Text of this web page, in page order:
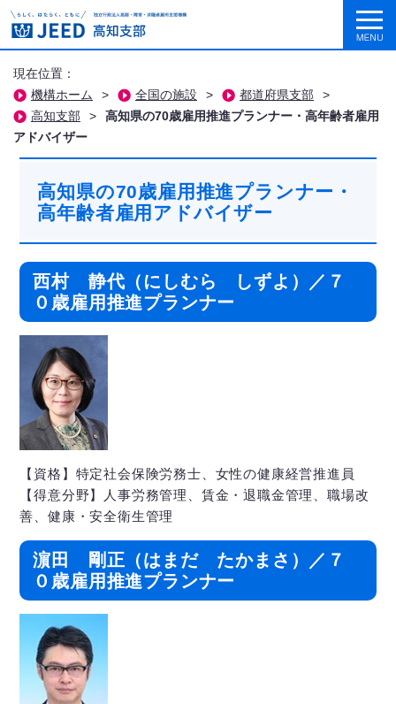
現在位置：
機構ホーム
> 全国の施設 > 都道府県支部
>
高知支部
>
高知県の70歳雇用推進プランナー・高年齢者雇用
アドバイザー
高知県の70歳雇用推進プランナー・
高年齢者雇用アドバイザー
西村 静代（にしむら しずよ）／７
０歳雇用推進プランナー
【資格】特定社会保険労務士、女性の健康経営推進員
【得意分野】人事労務管理、賃金・退職金管理、職場改
善、健康・安全衛生管理
濵田 剛正（はまだ たかまさ）／７
０歳雇用推進プランナー